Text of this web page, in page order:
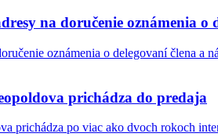
na doručenie oznámenia
oznámenia o delegovaní člena
prichádza do predaja
prichádza po viac ako dvoch rokoch